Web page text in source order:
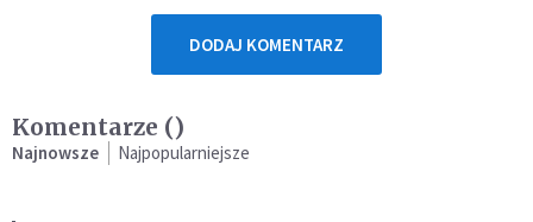
DODAJ KOMENTARZ
Komentarze ()
Najnowsze Najpopularniejsze